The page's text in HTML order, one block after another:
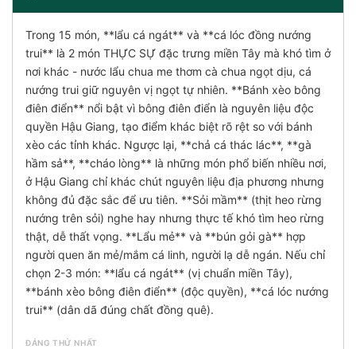
Trong 15 món, **lẩu cá ngát** và **cá lóc đồng nướng
trui** là 2 món THỰC SỰ đặc trưng miền Tây mà khó tìm ở
nơi khác - nước lẩu chua me thơm cà chua ngọt dịu, cá
nướng trui giữ nguyên vị ngọt tự nhiên. **Bánh xèo bông
điên điển** nổi bật vì bông điên điển là nguyên liệu độc
quyền Hậu Giang, tạo điểm khác biệt rõ rệt so với bánh
xèo các tỉnh khác. Ngược lại, **chả cá thác lác**, **gà
hầm sả**, **cháo lòng** là những món phổ biến nhiều nơi,
ở Hậu Giang chỉ khác chút nguyên liệu địa phương nhưng
không đủ đặc sắc để ưu tiên. **Sỏi mầm** (thịt heo rừng
nướng trên sỏi) nghe hay nhưng thực tế khó tìm heo rừng
thật, dễ thất vọng. **Lẩu mẻ** và **bún gỏi gà** hợp
người quen ăn mẻ/mắm cá linh, người lạ dễ ngán. Nếu chỉ
chọn 2-3 món: **lẩu cá ngát** (vị chuẩn miền Tây),
**bánh xèo bông điên điển** (độc quyền), **cá lóc nướng
trui** (dân dã đúng chất đồng quê).
ĐÁNG THỬ NHẤT